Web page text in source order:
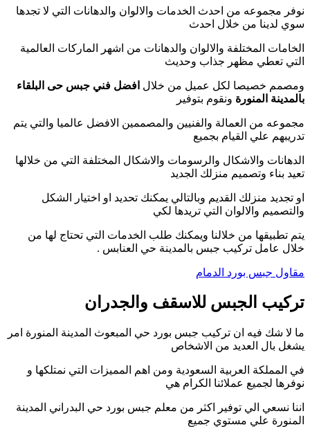
نوفر مجموعه من احدث الخدمات والالوان والدهانات التي لا تجدها
سوي لدينا من خلال احدث
الخامات المختلفة والالوان والدهانات من اشهر الماركات العالمية
التي تعطي مظهر جذاب وحديث
ومصمم خصيصا لكل عميل من خلال افضل فني جبس حى البلقاء
بالمدينة المنورة ونقوم بتوفير
مجموعه من العمالة والفنيين والمصممين الافضل عالميا والتي يتم
تدريبهم علي القيام بجميع
الدهانات والاشكال والرسومات والاشكال المختلفة التي من خلالها
تعيد بناء وتصميم منزلك الجديد
او تجديد منزلك القديم وبالتالي يمكنك تحديد او اختيار الشكل
والتصميم والالوان التي تريدها لكي
يتم تطبيقها من خلالنا ويمكنك طلب الخدمات التي تحتاج لها من
خلال عامل تركيب جبس بالمدينة حي العنابس .
مقاول جبس بورد الدمام
تركيب الجبس للاسقف والجدران
ما لا شك فيه ان تركيب جبس بورد حي المبعوث المدينة المنورة امر
يشغل بال العديد من الاشخاص
في المملكة العربية السعودية ومن اهم المميزات التي نمتلكها و
نوفرها لجميع عملائنا الكرام هي
اننا نسعي الي توفير اكثر من معلم جبس بورد حي البدراني المدينة
المنورة علي مستوي جميع